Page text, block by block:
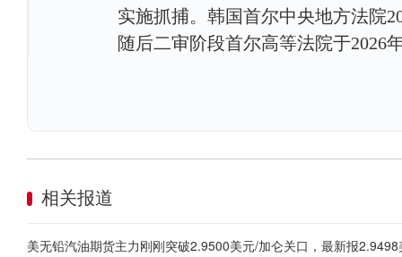
实施抓捕。韩国首尔中央地方法院
随后二审阶段首尔高等法院于2026
相关报道
美无铅汽油期货主力刚刚突破2.9500美元/加仑关口，最新报